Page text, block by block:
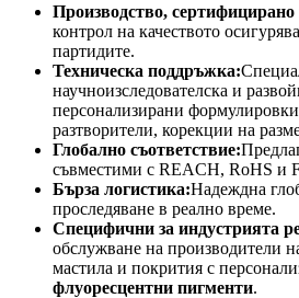
Производство, сертифицирано
контрол на качеството
партидите.
Техническа поддръжка:
научноизследователска и
персонализирани
разтворители, корекции на
Глобално съответствие:
съвместими с REACH, RoHS и
Бърза логистика:Надеждна
проследяване в реално време.
Специфични за индустрията
обслужване на производители
мастила и покрития с
флуоресцентни пигменти.